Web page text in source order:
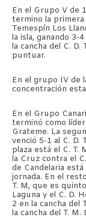
En el Grupo V de
termino la
Temespín Los
la isla, ganando 3-
la cancha del C.
puntuar.
En el grupo IV de
concentración
En el Grupo
terminó como
Grateme. La
venció 5-1 al C. D.
plaza está el C. T.
la Cruz contra el
de Candelaria
jornada. En el
T. M, que es
Laguna y el C. D.
2 en la cancha del
la cancha del T. M.